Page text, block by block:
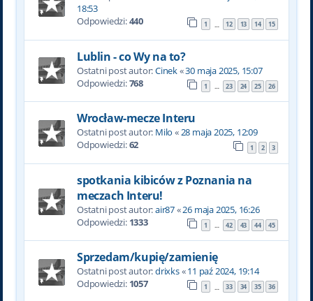
18:53
Odpowiedzi:440 1 … 12 13 14 15
Lublin - co Wy na to?
Ostatni post autor:Cinek«30 maja 2025, 15:07
Odpowiedzi:768 1 … 23 24 25 26
Wrocław-mecze Interu
Ostatni post autor: Milo «28 maja 2025, 12:09
Odpowiedzi:62 1 2 3
spotkania kibiców z Poznania na
meczach Interu!
Ostatni post autor:air87«26 maja 2025, 16:26
Odpowiedzi: 1333 1 … 42 43 44 45
Sprzedam/kupię/zamienię
Ostatni post autor:drixks«11 paź 2024, 19:14
Odpowiedzi: 1057 1 … 33 34 35 36